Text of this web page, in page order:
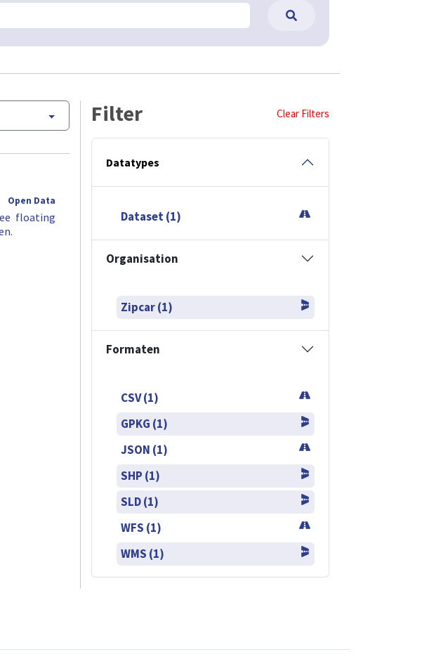
Open Data
floating
Filter Clear Filters
Datatypes
Dataset (1)
Organisation
Zipcar (1)
Formaten
CSV (1)
GPKG (1)
JSON (1)
SHP (1)
SLD (1)
WFS (1)
WMS (1)